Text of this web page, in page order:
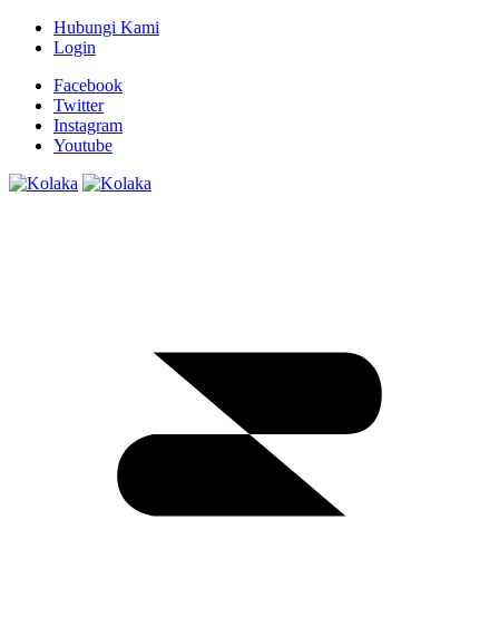
Hubungi Kami
Login
Facebook
Twitter
Instagram
Youtube